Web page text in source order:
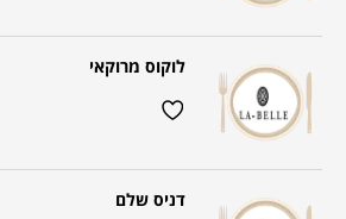
לוקוס מרוקאי
דניס שלם